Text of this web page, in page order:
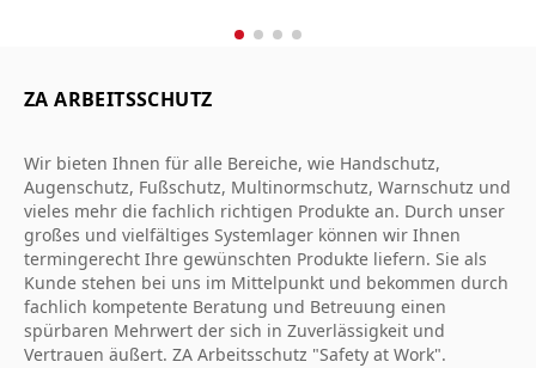
ZA ARBEITSSCHUTZ
Wir bieten Ihnen für alle Bereiche, wie Handschutz,
Augenschutz, Fußschutz, Multinormschutz, Warnschutz und
vieles mehr die fachlich richtigen Produkte an. Durch unser
großes und vielfältiges Systemlager können wir Ihnen
termingerecht Ihre gewünschten Produkte liefern. Sie als
Kunde stehen bei uns im Mittelpunkt und bekommen durch
fachlich kompetente Beratung und Betreuung einen
spürbaren Mehrwert der sich in Zuverlässigkeit und
Vertrauen äußert. ZA Arbeitsschutz "Safety at Work".